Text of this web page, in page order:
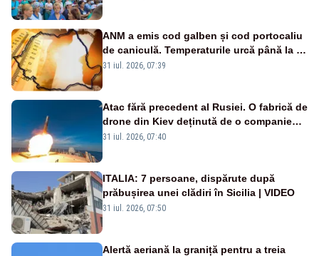
ANM a emis cod galben și cod portocaliu
de caniculă. Temperaturile urcă până la 38
de grade, iar nopțile devin tropicale
31 iul. 2026, 07:39
Atac fără precedent al Rusiei. O fabrică de
drone din Kiev deținută de o companie
americană, distrusă de o rachetă
31 iul. 2026, 07:40
ITALIA: 7 persoane, dispărute după
prăbușirea unei clădiri în Sicilia | VIDEO
31 iul. 2026, 07:50
Alertă aeriană la graniță pentru a treia